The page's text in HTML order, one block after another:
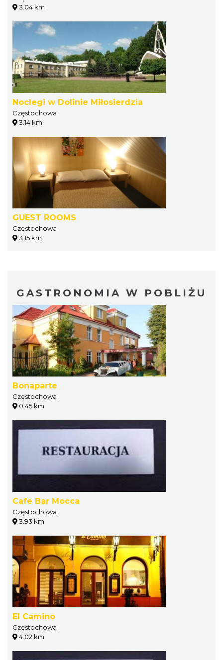
3.04 km
Noclegi w Dolinie Miłosierdzia
Częstochowa
3.14 km
GUEST ROOMS
Częstochowa
3.15 km
GASTRONOMIA W POBLIŻU
Bonaparte
Częstochowa
0.45 km
Cafe Bar Mocca
Częstochowa
3.93 km
El Camino
Częstochowa
4.02 km